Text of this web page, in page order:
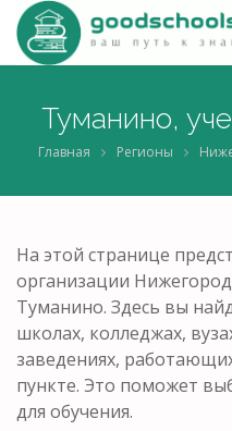
Туманино,
Главная Регионы
На этой странице
организации
Туманино. Здесь вы
школах, колледжах,
заведениях,
пункте. Это поможет
для обучения.